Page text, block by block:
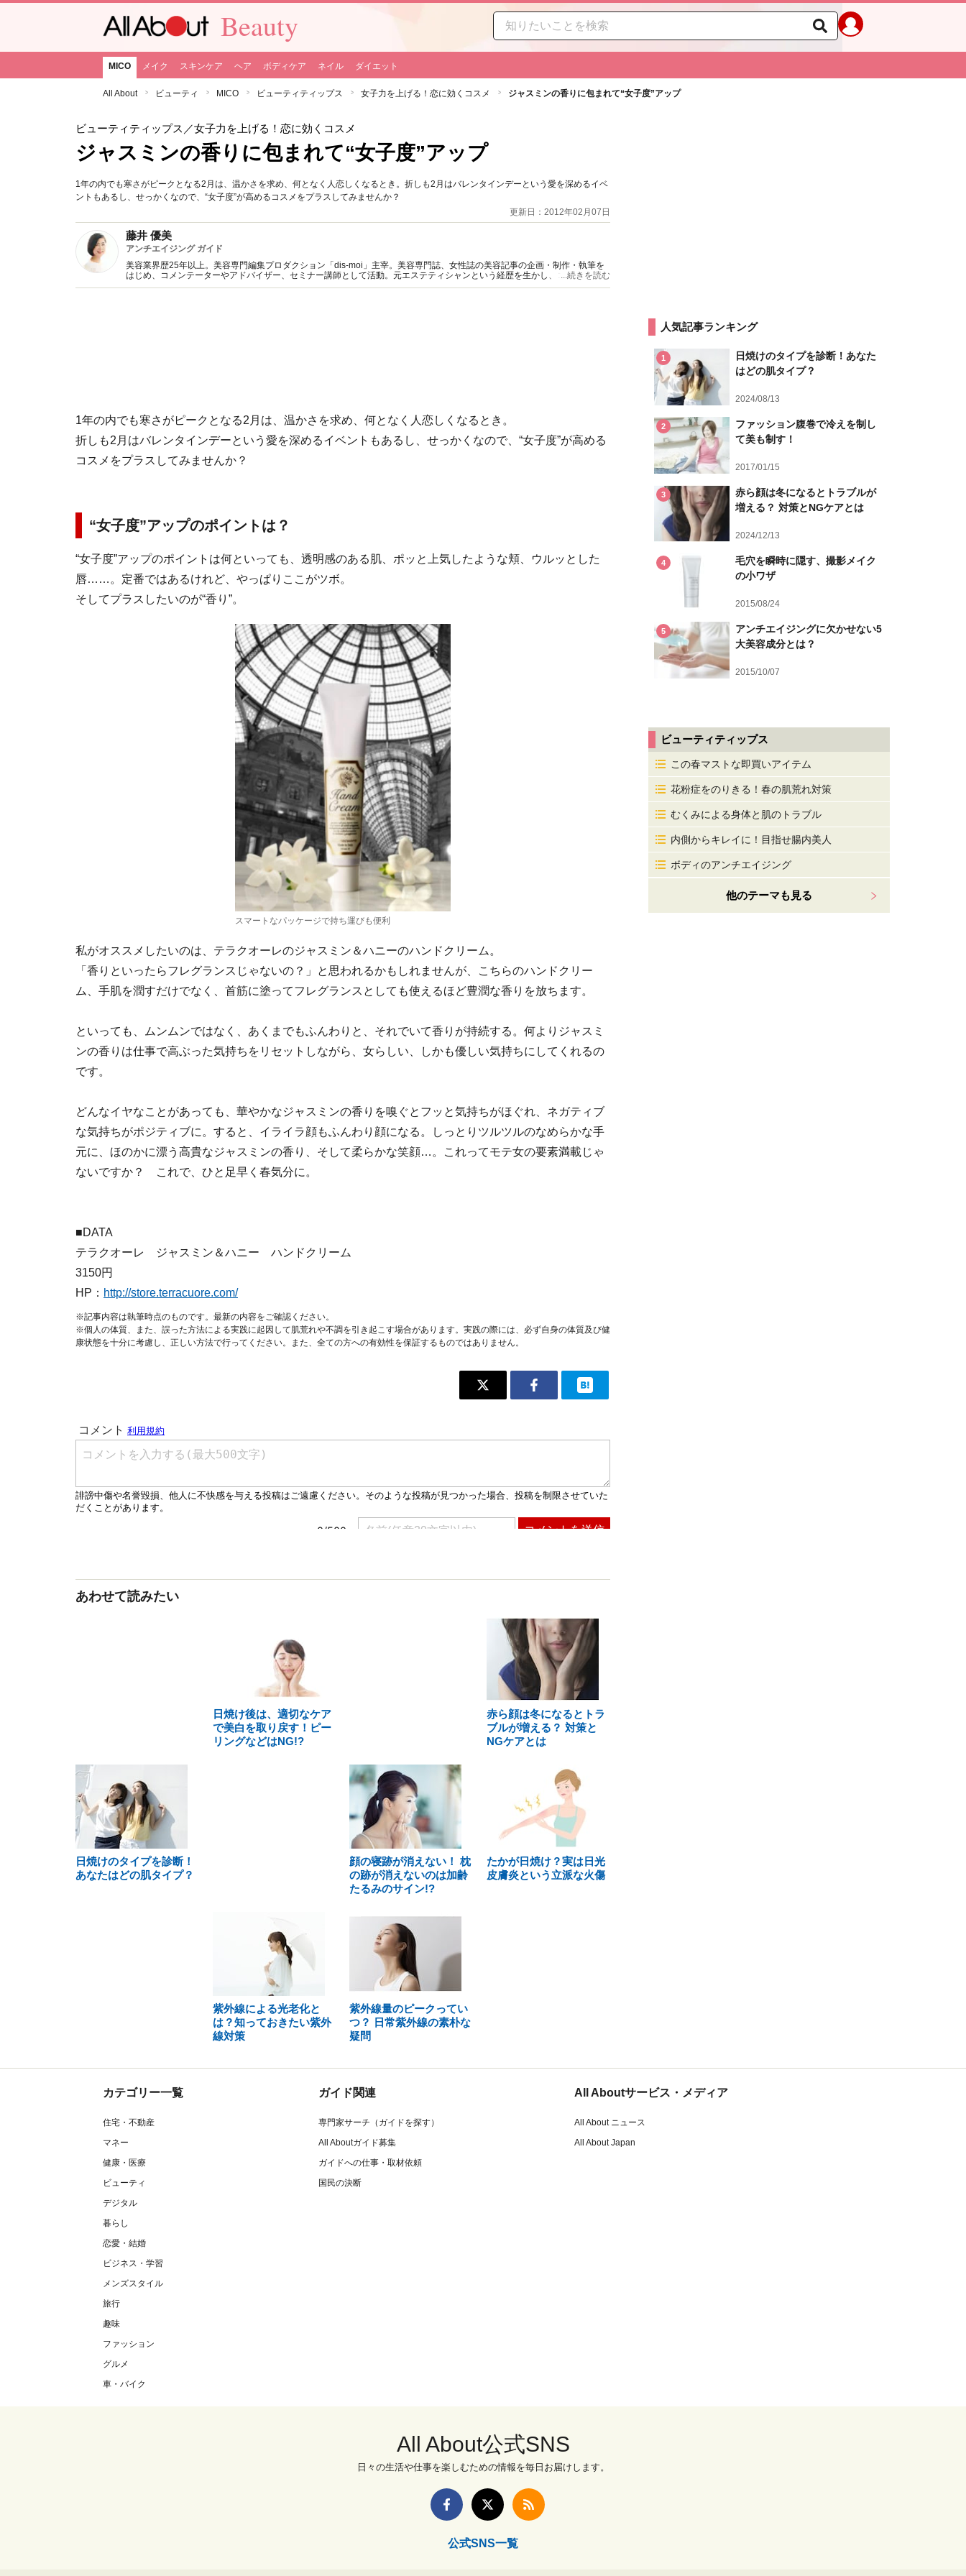
Beauty
MICO メイク スキンケア ヘア ボディケア ネイル ダイエット
All About ビューティ MICO ビューティティップス 女子力を上げる！恋に効くコスメ ジャスミンの香りに包まれて“女子度”アップ
ビューティティップス ／女子力を上げる！恋に効くコスメ
ジャスミンの香りに包まれて“女子度”アップ
1年の内でも寒さがピークとなる2月は、温かさを求め、何となく人恋しくなるとき。折しも2月はバレンタインデーという愛を深めるイベ
ントもあるし、せっかくなので、“女子度”が高めるコスメをプラスしてみませんか？
更新日：2012年02月07日
藤井 優美
アンチエイジング ガイド
美容業界歴25年以上。美容専門編集プロダクション「dis-moi」主宰。美容専門誌、女性誌の美容記事の企画・制作・執筆を
はじめ、コメンテーターやアドバイザー、セミナー講師として活動。元エステティシャンという経歴を生かし、コスメ開発や
エステアドバイスも行う。
...続きを読む
1年の内でも寒さがピークとなる2月は、温かさを求め、何となく人恋しくなるとき。
折しも2月はバレンタインデーという愛を深めるイベントもあるし、せっかくなので、“女子度”が高める
コスメをプラスしてみませんか？
“女子度”アップのポイントは？
“女子度”アップのポイントは何といっても、透明感のある肌、ポッと上気したような頬、ウルッとした
唇……。定番ではあるけれど、やっぱりここがツボ。
そしてプラスしたいのが“香り”。
スマートなパッケージで持ち運びも便利
私がオススメしたいのは、テラクオーレのジャスミン＆ハニーのハンドクリーム。
「香りといったらフレグランスじゃないの？」と思われるかもしれませんが、こちらのハンドクリー
ム、手肌を潤すだけでなく、首筋に塗ってフレグランスとしても使えるほど豊潤な香りを放ちます。
といっても、ムンムンではなく、あくまでもふんわりと、それでいて香りが持続する。何よりジャスミ
ンの香りは仕事で高ぶった気持ちをリセットしながら、女らしい、しかも優しい気持ちにしてくれるの
です。
どんなイヤなことがあっても、華やかなジャスミンの香りを嗅ぐとフッと気持ちがほぐれ、ネガティブ
な気持ちがポジティブに。すると、イライラ顔もふんわり顔になる。しっとりツルツルのなめらかな手
元に、ほのかに漂う高貴なジャスミンの香り、そして柔らかな笑顔…。これってモテ女の要素満載じゃ
ないですか？ これで、ひと足早く春気分に。
■DATA
テラクオーレ ジャスミン＆ハニー ハンドクリーム
3150円
HP： http://store.terracuore.com/
※記事内容は執筆時点のものです。最新の内容をご確認ください。
※個人の体質、また、誤った方法による実践に起因して肌荒れや不調を引き起こす場合があります。実践の際には、必ず自身の体質及び健
康状態を十分に考慮し、正しい方法で行ってください。また、全ての方への有効性を保証するものではありません。
あわせて読みたい
日焼け後は、適切なケア
で美白を取り戻す！ピー
リングなどはNG!?
赤ら顔は冬になるとトラ
ブルが増える？ 対策と
NGケアとは
日焼けのタイプを診断！
あなたはどの肌タイプ？
顔の寝跡が消えない！ 枕
の跡が消えないのは加齢
たるみのサイン!?
たかが日焼け？実は日光
皮膚炎という立派な火傷
紫外線による光老化と
は？知っておきたい紫外
線対策
紫外線量のピークってい
つ？ 日常紫外線の素朴な
疑問
人気記事ランキング
1
日焼けのタイプを診断！あなた
はどの肌タイプ？
2024/08/13
2
ファッション腹巻で冷えを制し
て美も制す！
2017/01/15
3
赤ら顔は冬になるとトラブルが
増える？ 対策とNGケアとは
2024/12/13
4
毛穴を瞬時に隠す、撮影メイク
の小ワザ
2015/08/24
5
アンチエイジングに欠かせない5
大美容成分とは？
2015/10/07
ビューティティップス
この春マストな即買いアイテム
花粉症をのりきる！春の肌荒れ対策
むくみによる身体と肌のトラブル
内側からキレイに！目指せ腸内美人
ボディのアンチエイジング
他のテーマも見る
カテゴリー一覧
住宅・不動産
マネー
健康・医療
ビューティ
デジタル
暮らし
恋愛・結婚
ビジネス・学習
メンズスタイル
旅行
趣味
ファッション
グルメ
車・バイク
ガイド関連
専門家サーチ（ガイドを探す）
All Aboutガイド募集
ガイドへの仕事・取材依頼
国民の決断
All Aboutサービス・メディア
All About ニュース
All About Japan
All About公式SNS
日々の生活や仕事を楽しむための情報を毎日お届けします。
公式SNS一覧